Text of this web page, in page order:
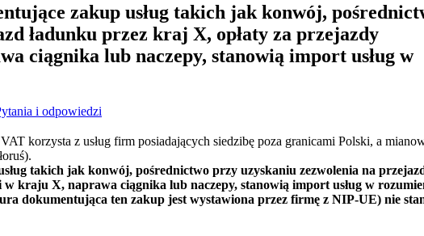
zakup usług takich jak konwój,
ładunku przez kraj X, opłaty za przejazdy
ciągnika lub naczepy, stanowią import usług w
i odpowiedzi
korzysta z usług firm posiadających siedzibę poza granicami Polski, a
takich jak konwój, pośrednictwo przy uzyskaniu zezwolenia na
kraju X, naprawa ciągnika lub naczepy, stanowią import usług w
dokumentująca ten zakup jest wystawiona przez firmę z NIP-UE) nie